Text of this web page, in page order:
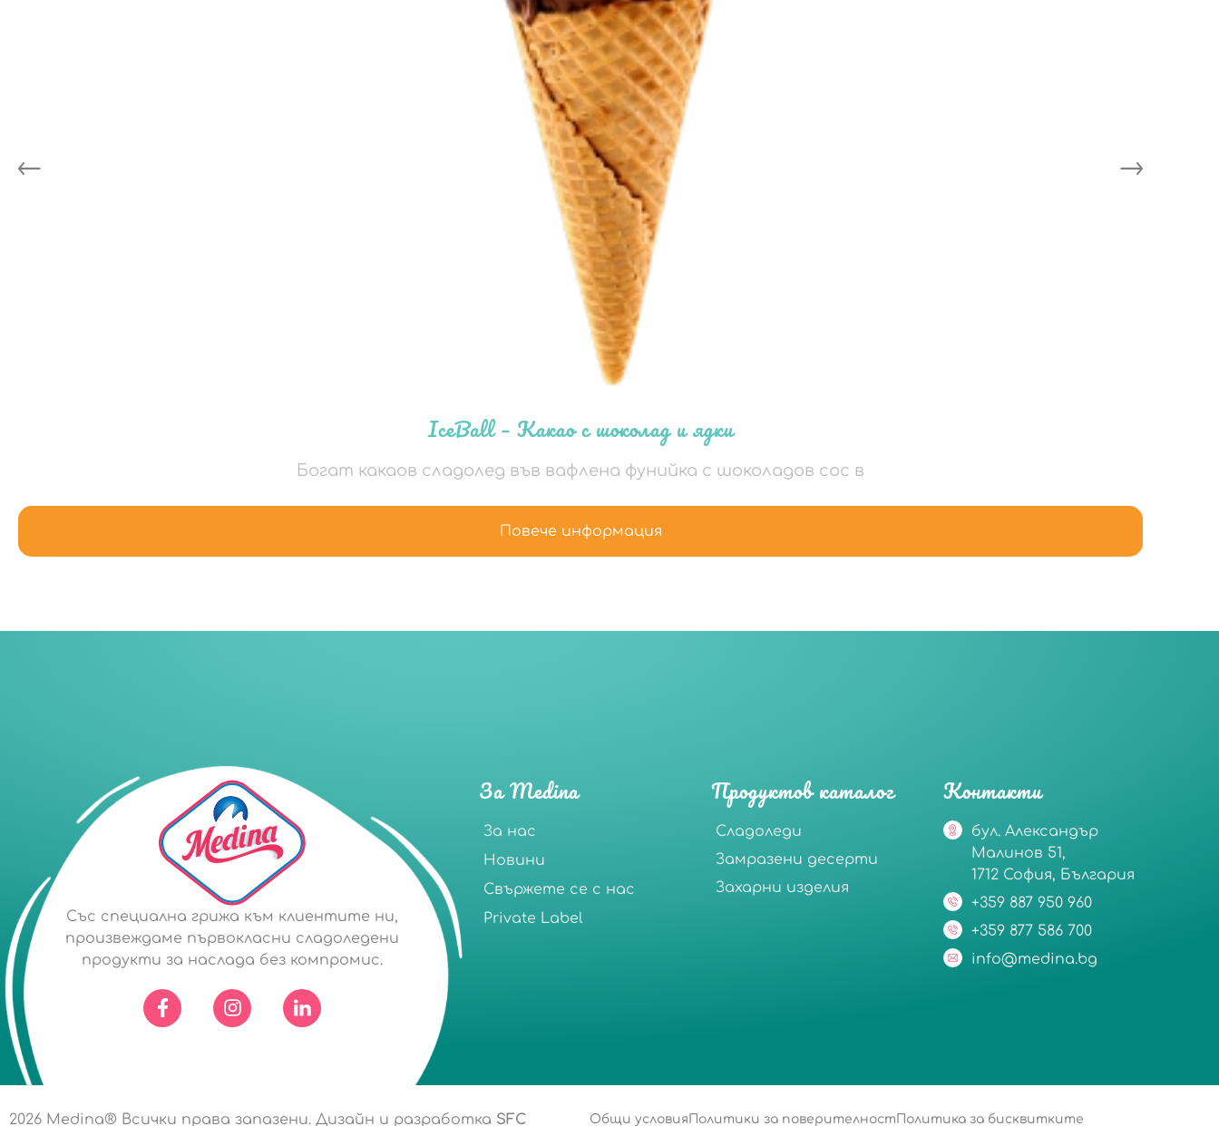
IceBall – Какао с шоколад и ядки
Богат какаов сладолед във вафлена фунийка с шоколадов сос в
Повече информация
Със специална грижа към клиентите ни,
произвеждаме първокласни сладоледени
продукти за наслада без компромис.
За Medina
За нас
Новини
Свържете се с нас
Private Label
Продуктов каталог
Сладоледи
Замразени десерти
Захарни изделия
Контакти
бул. Александър
Малинов 51,
1712 София, България
+359 887 950 960
+359 877 586 700
info@medina.bg
2026 Medina® Всички права запазени. Дизайн и разработка SFC Общи условия Политики за поверителност Политика за бисквитките